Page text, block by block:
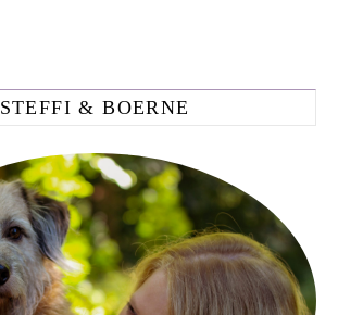
STEFFI & BOERNE